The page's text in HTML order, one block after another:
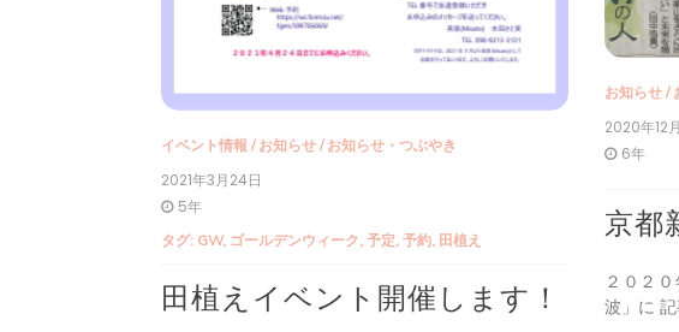
イベント情報 / お知らせ / お知らせ・つぶやき
2021年3月24日
5年
タグ: GW, ゴールデンウィーク,予定,予約, 田植え
田植えイベント開催します！
お知らせ/
2020年12
6年
京都
２０２
波」に